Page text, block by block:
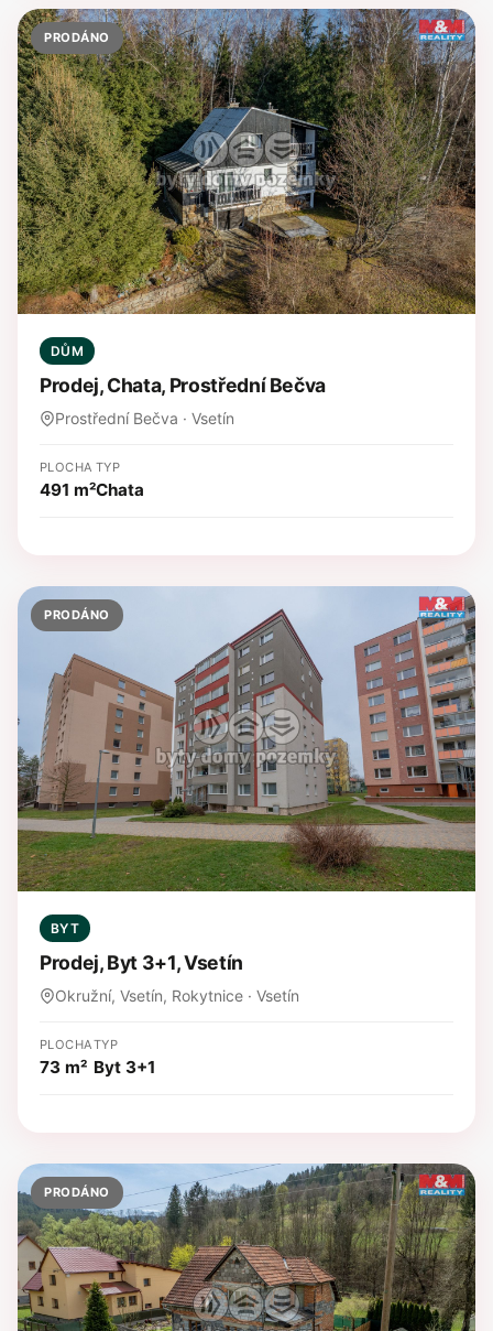
PRODÁNO
DŮM
Prodej, Chata, Prostřední Bečva
Prostřední Bečva · Vsetín
PLOCHA
491 m²
TYP
Chata
PRODÁNO
BYT
Prodej, Byt 3+1, Vsetín
Okružní, Vsetín, Rokytnice · Vsetín
PLOCHA
73 m²
TYP
Byt 3+1
PRODÁNO